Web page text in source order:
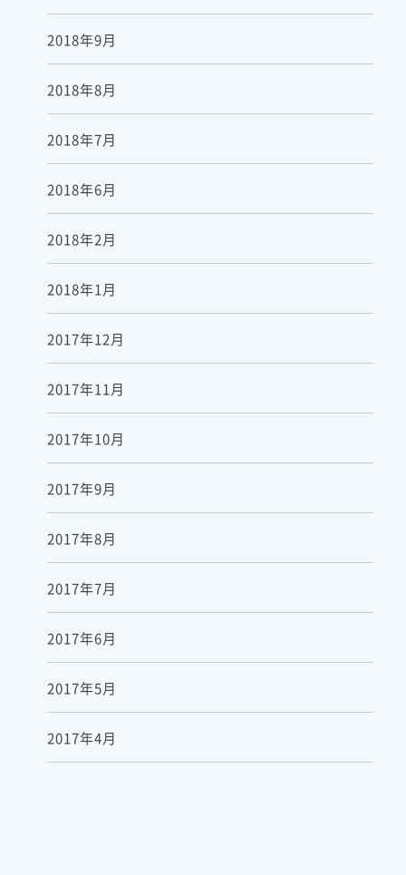
2018年9月
2018年8月
2018年7月
2018年6月
2018年2月
2018年1月
2017年12月
2017年11月
2017年10月
2017年9月
2017年8月
2017年7月
2017年6月
2017年5月
2017年4月